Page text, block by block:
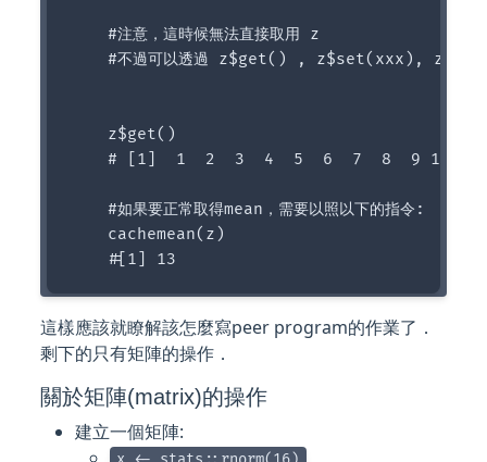
    #注意，這時候無法直接取用 z
#不過可以透過 z$get() , z$set(xxx),
    z$get()
# [1]  1  2  3  4  5  6  7  8  9 10
    #如果要正常取得mean，需要以照以下的指令:
    cachemean(z)
這樣應該就瞭解該怎麼寫peer program的作業了．
剩下的只有矩陣的操作．
關於矩陣(matrix)的操作
建立一個矩陣: